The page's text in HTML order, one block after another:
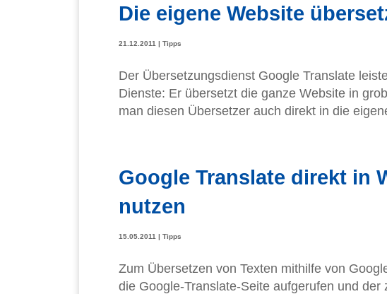
Die eigene Website
21.12.2011 | Tipps
Der Übersetzungsdienst Google Translate
Dienste: Er übersetzt die ganze Website in
man diesen Übersetzer auch direkt in die
Google Translate direkt in
nutzen
15.05.2011 | Tipps
Zum Übersetzen von Texten mithilfe von
die Google-Translate-Seite aufgerufen und